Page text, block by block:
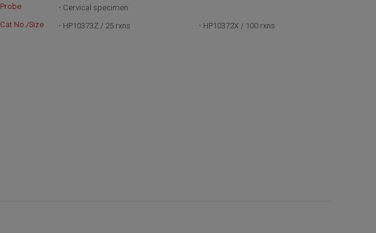
Probe
Cervical specimen
Cat No./Size
HP10373Z / 25 rxns HP10372X / 100 rxns